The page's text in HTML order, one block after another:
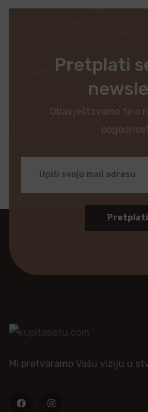
Pretplati
Obavještavamo te o
Pretplati
Mi pretvaramo Vašu viziju u